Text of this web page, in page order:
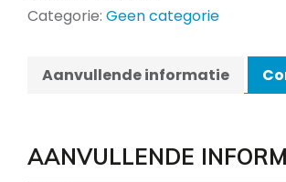
Categorie: Geen categorie
Aanvullende informatie
AANVULLENDE